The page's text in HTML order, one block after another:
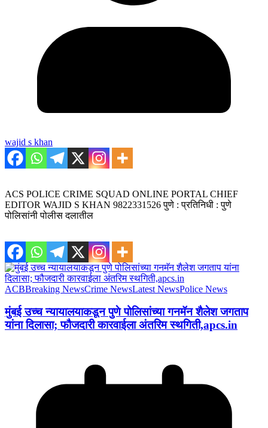
wajid s khan
ACS POLICE CRIME SQUAD ONLINE PORTAL CHIEF
EDITOR WAJID S KHAN 9822331526 पुणे : प्रतिनिधी : पुणे
पोलिसांनी पोलीस दलातील
ACBBreaking NewsCrime NewsLatest NewsPolice News
मुंबई उच्च न्यायालयाकडून पुणे पोलिसांच्या गनमॅन शैलेश जगताप
यांना दिलासा; फौजदारी कारवाईला अंतरिम स्थगिती,apcs.in